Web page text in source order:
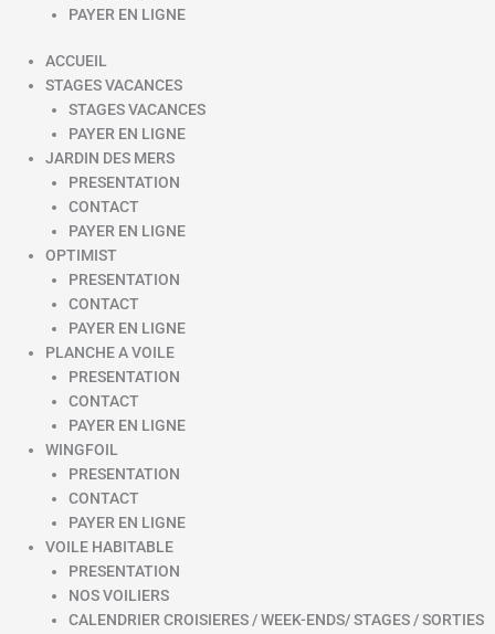
PAYER EN LIGNE
ACCUEIL
STAGES VACANCES
STAGES VACANCES
PAYER EN LIGNE
JARDIN DES MERS
PRESENTATION
CONTACT
PAYER EN LIGNE
OPTIMIST
PRESENTATION
CONTACT
PAYER EN LIGNE
PLANCHE A VOILE
PRESENTATION
CONTACT
PAYER EN LIGNE
WINGFOIL
PRESENTATION
CONTACT
PAYER EN LIGNE
VOILE HABITABLE
PRESENTATION
NOS VOILIERS
CALENDRIER CROISIERES / WEEK-ENDS/ STAGES / SORTIES